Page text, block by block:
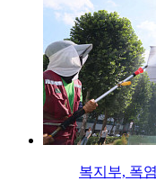
복지부, 폭